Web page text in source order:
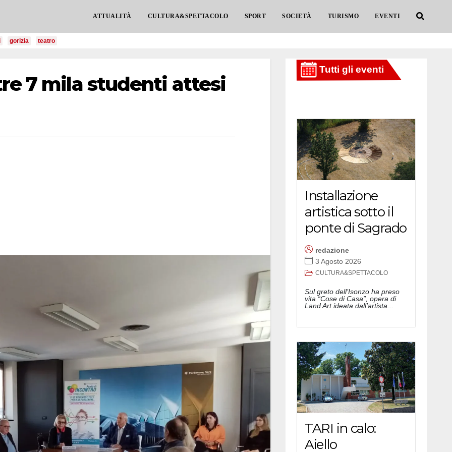
ATTUALITÀ CULTURA&SPETTACOLO SPORT SOCIETÀ TURISMO EVENTI
gorizia teatro
7 mila studenti attesi
Installazione
artistica sotto il
ponte di Sagrado
redazione
3 Agosto 2026
CULTURA&SPETTACOLO
Sul greto dell’Isonzo ha preso
vita “Cose di Casa”, opera di
Land Art ideata dall’artista...
TARI in calo:
Aiello